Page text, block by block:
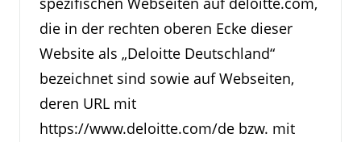
die in der rechten oberen Ecke dieser
Website als „Deloitte Deutschland“
bezeichnet sind sowie auf Webseiten,
deren URL mit
https://www.deloitte.com/de bzw. mit